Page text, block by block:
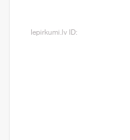
Iepirkumi.lv ID: